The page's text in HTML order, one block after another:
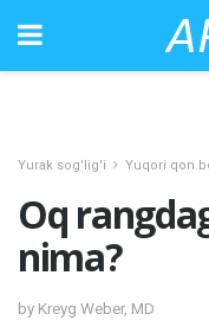
Yurak sog'lig'i Yuqori qon
Oq
nima?
by Kreyg Weber, MD